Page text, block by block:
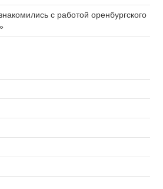
с работой оренбургского